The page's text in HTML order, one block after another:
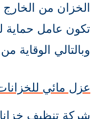
الخزان من الخارج
تكون عامل حماية
وبالتالي الوقاية
عزل مائي
شركة تنظيف